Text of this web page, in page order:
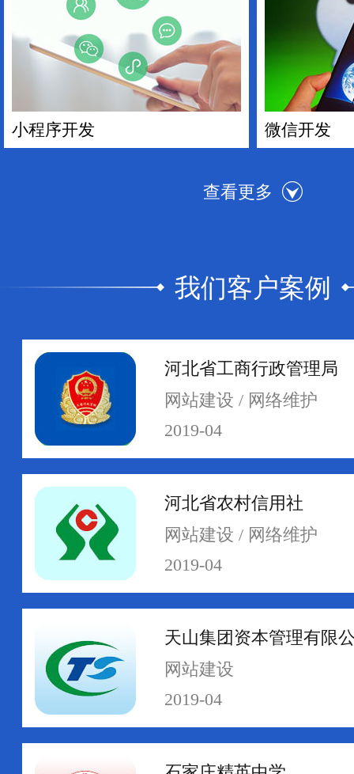
小程序开发 微信开发
网络运维 网络安全
我们客户案例
河北省工商行政管理局
网站建设 / 网络维护
2019-04
河北省农村信用社
网站建设 / 网络维护
2019-04
天山集团资本管理有限
网站建设
2019-04